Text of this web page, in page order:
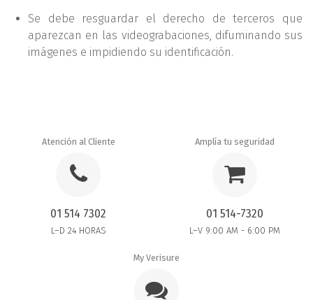
Se debe resguardar el derecho de terceros que
aparezcan en las videograbaciones, difuminando sus
imágenes e impidiendo su identificación.
Atención al Cliente
01 514 7302
L–D 24 HORAS
Amplía tu seguridad
01 514-7320
L–V 9:00 AM - 6:00 PM
My Verisure